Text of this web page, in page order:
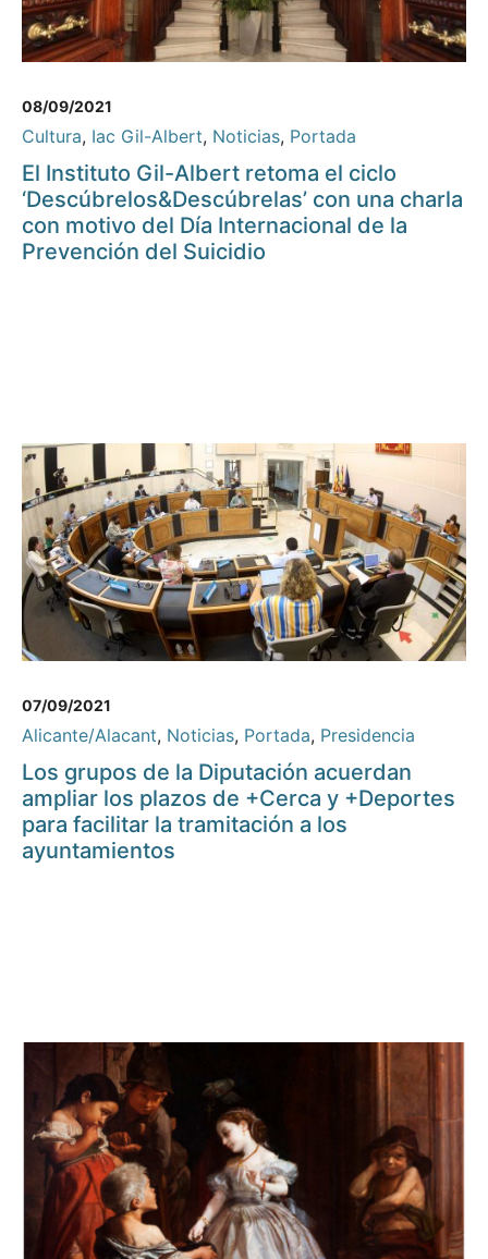
08/09/2021
Cultura, Iac Gil-Albert, Noticias, Portada
El Instituto Gil-Albert retoma el ciclo
‘Descúbrelos&Descúbrelas’ con una charla
con motivo del Día Internacional de la
Prevención del Suicidio
07/09/2021
Alicante/Alacant, Noticias, Portada, Presidencia
Los grupos de la Diputación acuerdan
ampliar los plazos de +Cerca y +Deportes
para facilitar la tramitación a los
ayuntamientos